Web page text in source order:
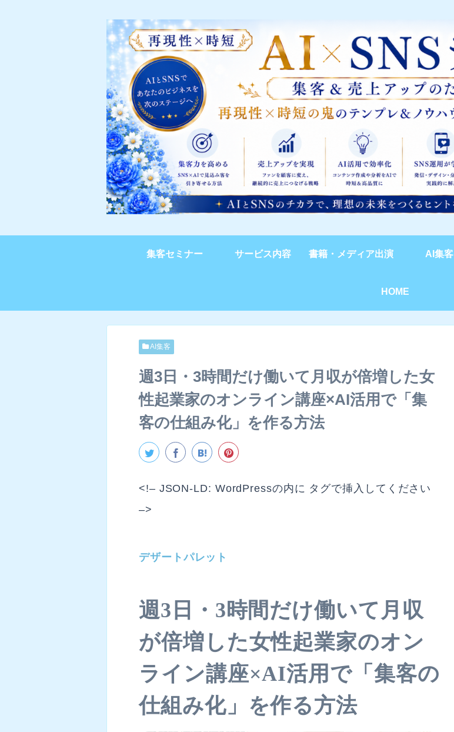
集客セミナー サービス内容 書籍・メディア出演 AI集客
HOME
AI集客
週3日・3時間だけ働いて月収が倍増した女
性起業家のオンライン講座×AI活用で「集
客の仕組み化」を作る方法
<!– JSON-LD: WordPressの内に タグで挿入してください
–>
デザートパレット
週3日・3時間だけ働いて月収
が倍増した女性起業家のオン
ライン講座×AI活用で「集客の
仕組み化」を作る方法